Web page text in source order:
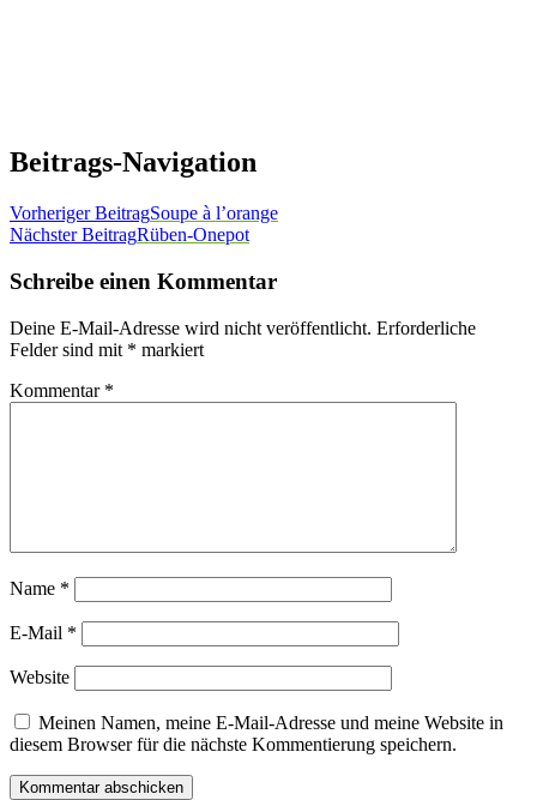
Beitrags-Navigation
Vorheriger BeitragSoupe à l’orange
Nächster BeitragRüben-Onepot
Schreibe einen Kommentar
Deine E-Mail-Adresse wird nicht veröffentlicht. Erforderliche
Felder sind mit * markiert
Kommentar *
Name *
E-Mail *
Website
Meinen Namen, meine E-Mail-Adresse und meine Website in
diesem Browser für die nächste Kommentierung speichern.